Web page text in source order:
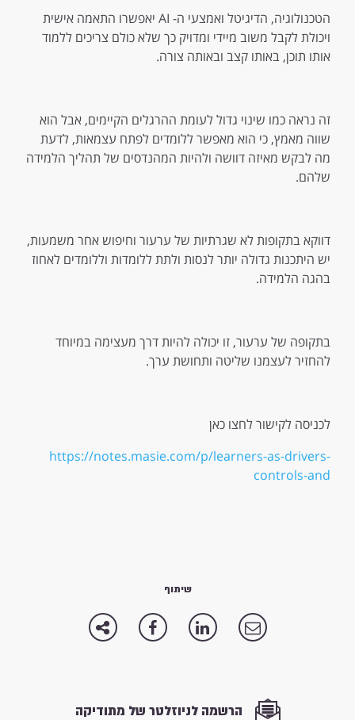
הטכנולוגיה, הדיגיטל ואמצעי ה- AI יאפשרו התאמה אישית
ויכולת לקבל משוב מיידי ומדויק כך שלא כולם צריכים ללמוד
אותו תוכן, באותו קצב ובאותה צורה.
זה נראה כמו שינוי גדול לעומת ההרגלים הקיימים, אבל הוא
שווה מאמץ, כי הוא מאפשר ללומדים לפתח עצמאות, לדעת
מה לבקש מאיזה דוושה ולהיות המהנדסים של תהליך הלמידה
שלהם.
דווקא בתקופות לא שגרתיות של ערעור וחיפוש אחר משמעות,
יש היתכנות גדולה יותר לנסות ולתת ללומדות וללומדים לאחוז
בהגה הלמידה.
בתקופה של ערעור, זו יכולה להיות דרך מעצימה במיוחד
להחזיר לעצמנו שליטה ותחושת ערך.
לכניסה לקישור לחצו כאן
https://notes.masie.com/p/learners-as-drivers-
controls-and
שיתוף
הרשמה לניוזלטר של מתודיקה